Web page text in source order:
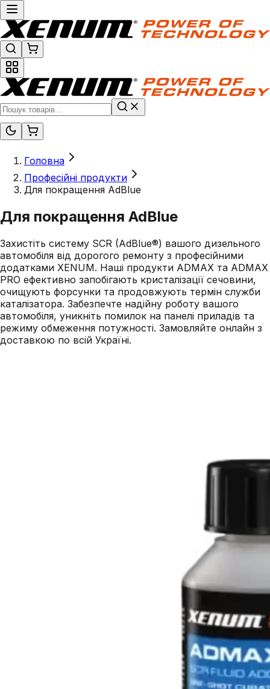
Головна
Професійні продукти
Для покращення AdBlue
Для покращення AdBlue
Захистіть систему SCR (AdBlue®) вашого дизельного
автомобіля від дорогого ремонту з професійними
додатками XENUM. Наші продукти ADMAX та ADMAX
PRO ефективно запобігають кристалізації сечовини,
очищують форсунки та продовжують термін служби
каталізатора. Забезпечте надійну роботу вашого
автомобіля, уникніть помилок на панелі приладів та
режиму обмеження потужності. Замовляйте онлайн з
доставкою по всій Україні.